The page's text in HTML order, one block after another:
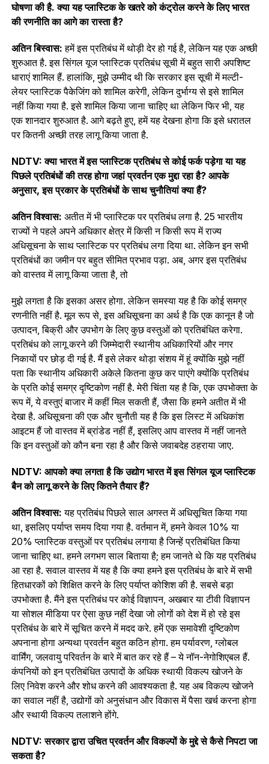
घोषणा की है. क्या यह प्लास्टिक के खतरे को कंट्रोल करने के लिए भारत
की रणनीति का आगे का रास्ता है?
अतिन बिस्वास: हमें इस प्रतिबंध में थोड़ी देर हो गई है, लेकिन यह एक अच्छी
शुरुआत है. इस सिंगल यूज प्लास्टिक प्रतिबंध सूची में बहुत सारी अपशिष्ट
धाराएं शामिल हैं. हालांकि, मुझे उम्मीद थी कि सरकार इस सूची में मल्टी-
लेयर प्लास्टिक पैकेजिंग को शामिल करेगी, लेकिन दुर्भाग्य से इसे शामिल
नहीं किया गया है. इसे शामिल किया जाना चाहिए था लेकिन फिर भी, यह
एक शानदार शुरुआत है. आगे बढ़ते हुए, हमें यह देखना होगा कि इसे धरातल
पर कितनी अच्छी तरह लागू किया जाता है.
NDTV: क्या भारत में इस प्लास्टिक प्रतिबंध से कोई फर्क पड़ेगा या यह
पिछले प्रतिबंधों की तरह होगा जहां प्रवर्तन एक मुद्दा रहा है? आपके
अनुसार, इस प्रकार के प्रतिबंधों के साथ चुनौतियां क्या हैं?
अतिन विश्वास: अतीत में भी प्लास्टिक पर प्रतिबंध लगा है. 25 भारतीय
राज्यों ने पहले अपने अधिकार क्षेत्र में किसी न किसी रूप में राज्य
अधिसूचना के साथ प्लास्टिक पर प्रतिबंध लगा दिया था. लेकिन इन सभी
प्रतिबंधों का जमीन पर बहुत सीमित प्रभाव पड़ा. अब, अगर इस प्रतिबंध
को वास्तव में लागू किया जाता है, तो
मुझे लगता है कि इसका असर होगा. लेकिन समस्या यह है कि कोई समग्र
रणनीति नहीं है. मूल रूप से, इस अधिसूचना का अर्थ है कि एक कानून है जो
उत्पादन, बिक्री और उपभोग के लिए कुछ वस्तुओं को प्रतिबंधित करेगा.
प्रतिबंध को लागू करने की जिम्मेदारी स्थानीय अधिकारियों और नगर
निकायों पर छोड़ दी गई है. मैं इसे लेकर थोड़ा संशय में हूं क्योंकि मुझे नहीं
पता कि स्थानीय अधिकारी अकेले कितना कुछ कर पाएंगे क्योंकि प्रतिबंध
के प्रति कोई समग्र दृष्टिकोण नहीं है. मेरी चिंता यह है कि, एक उपभोक्ता के
रूप में, ये वस्तुएं बाजार में कहीं मिल सकती हैं, जैसा कि हमने अतीत में भी
देखा है. अधिसूचना की एक और चुनौती यह है कि इस लिस्‍ट में अधिकांश
आइटम हैं जो वास्तव में ब्रांडेड नहीं हैं, इसलिए आप वास्तव में नहीं जानते
कि इन वस्तुओं को कौन बना रहा है और किसे जवाबदेह ठहराया जाए.
NDTV: आपको क्या लगता है कि उद्योग भारत में इस सिंगल यूज प्लास्टिक
बैन को लागू करने के लिए कितने तैयार हैं?
अतिन विश्वास: यह प्रतिबंध पिछले साल अगस्त में अधिसूचित किया गया
था, इसलिए पर्याप्त समय दिया गया है. वर्तमान में, हमने केवल 10% या
20% प्लास्टिक वस्तुओं पर प्रतिबंध लगाया है जिन्हें प्रतिबंधित किया
जाना चाहिए था. हमने लगभग साल बिताया है; हम जानते थे कि यह प्रतिबंध
आ रहा है. सवाल वास्तव में यह है कि क्या हमने इस प्रतिबंध के बारे में सभी
हितधारकों को शिक्षित करने के लिए पर्याप्त कोशिश की है. सबसे बड़ा
उपभोक्ता है. मैंने इस प्रतिबंध पर कोई विज्ञापन, अखबार या टीवी विज्ञापन
या सोशल मीडिया पर ऐसा कुछ नहीं देखा जो लोगों को देश में हो रहे इस
प्रतिबंध के बारे में सूचित करने में मदद करे. हमें एक समावेशी दृष्टिकोण
अपनाना होगा अन्यथा प्रवर्तन बहुत कठिन होगा. हम पर्यावरण, ग्लोबल
वार्मिंग, जलवायु परिवर्तन के बारे में बात कर रहे हैं – ये नॉन-नेगोशिएबल हैं.
कंपनियों को इन प्रतिबंधित उत्पादों के अधिक स्थायी विकल्प खोजने के
लिए निवेश करने और शोध करने की आवश्यकता है. यह अब विकल्प खोजने
का सवाल नहीं है, उद्योगों को अनुसंधान और विकास में पैसा खर्च करना होगा
और स्थायी विकल्प तलाशने होंगे.
NDTV: सरकार द्वारा उचित प्रवर्तन और विकल्पों के मुद्दे से कैसे निपटा जा
सकता है?